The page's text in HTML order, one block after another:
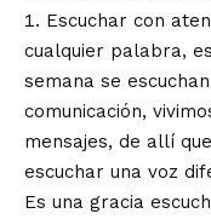
Escuchar con
cualquier palabra,
semana se
comunicación,
mensajes, de allí
escuchar una voz
Es una gracia